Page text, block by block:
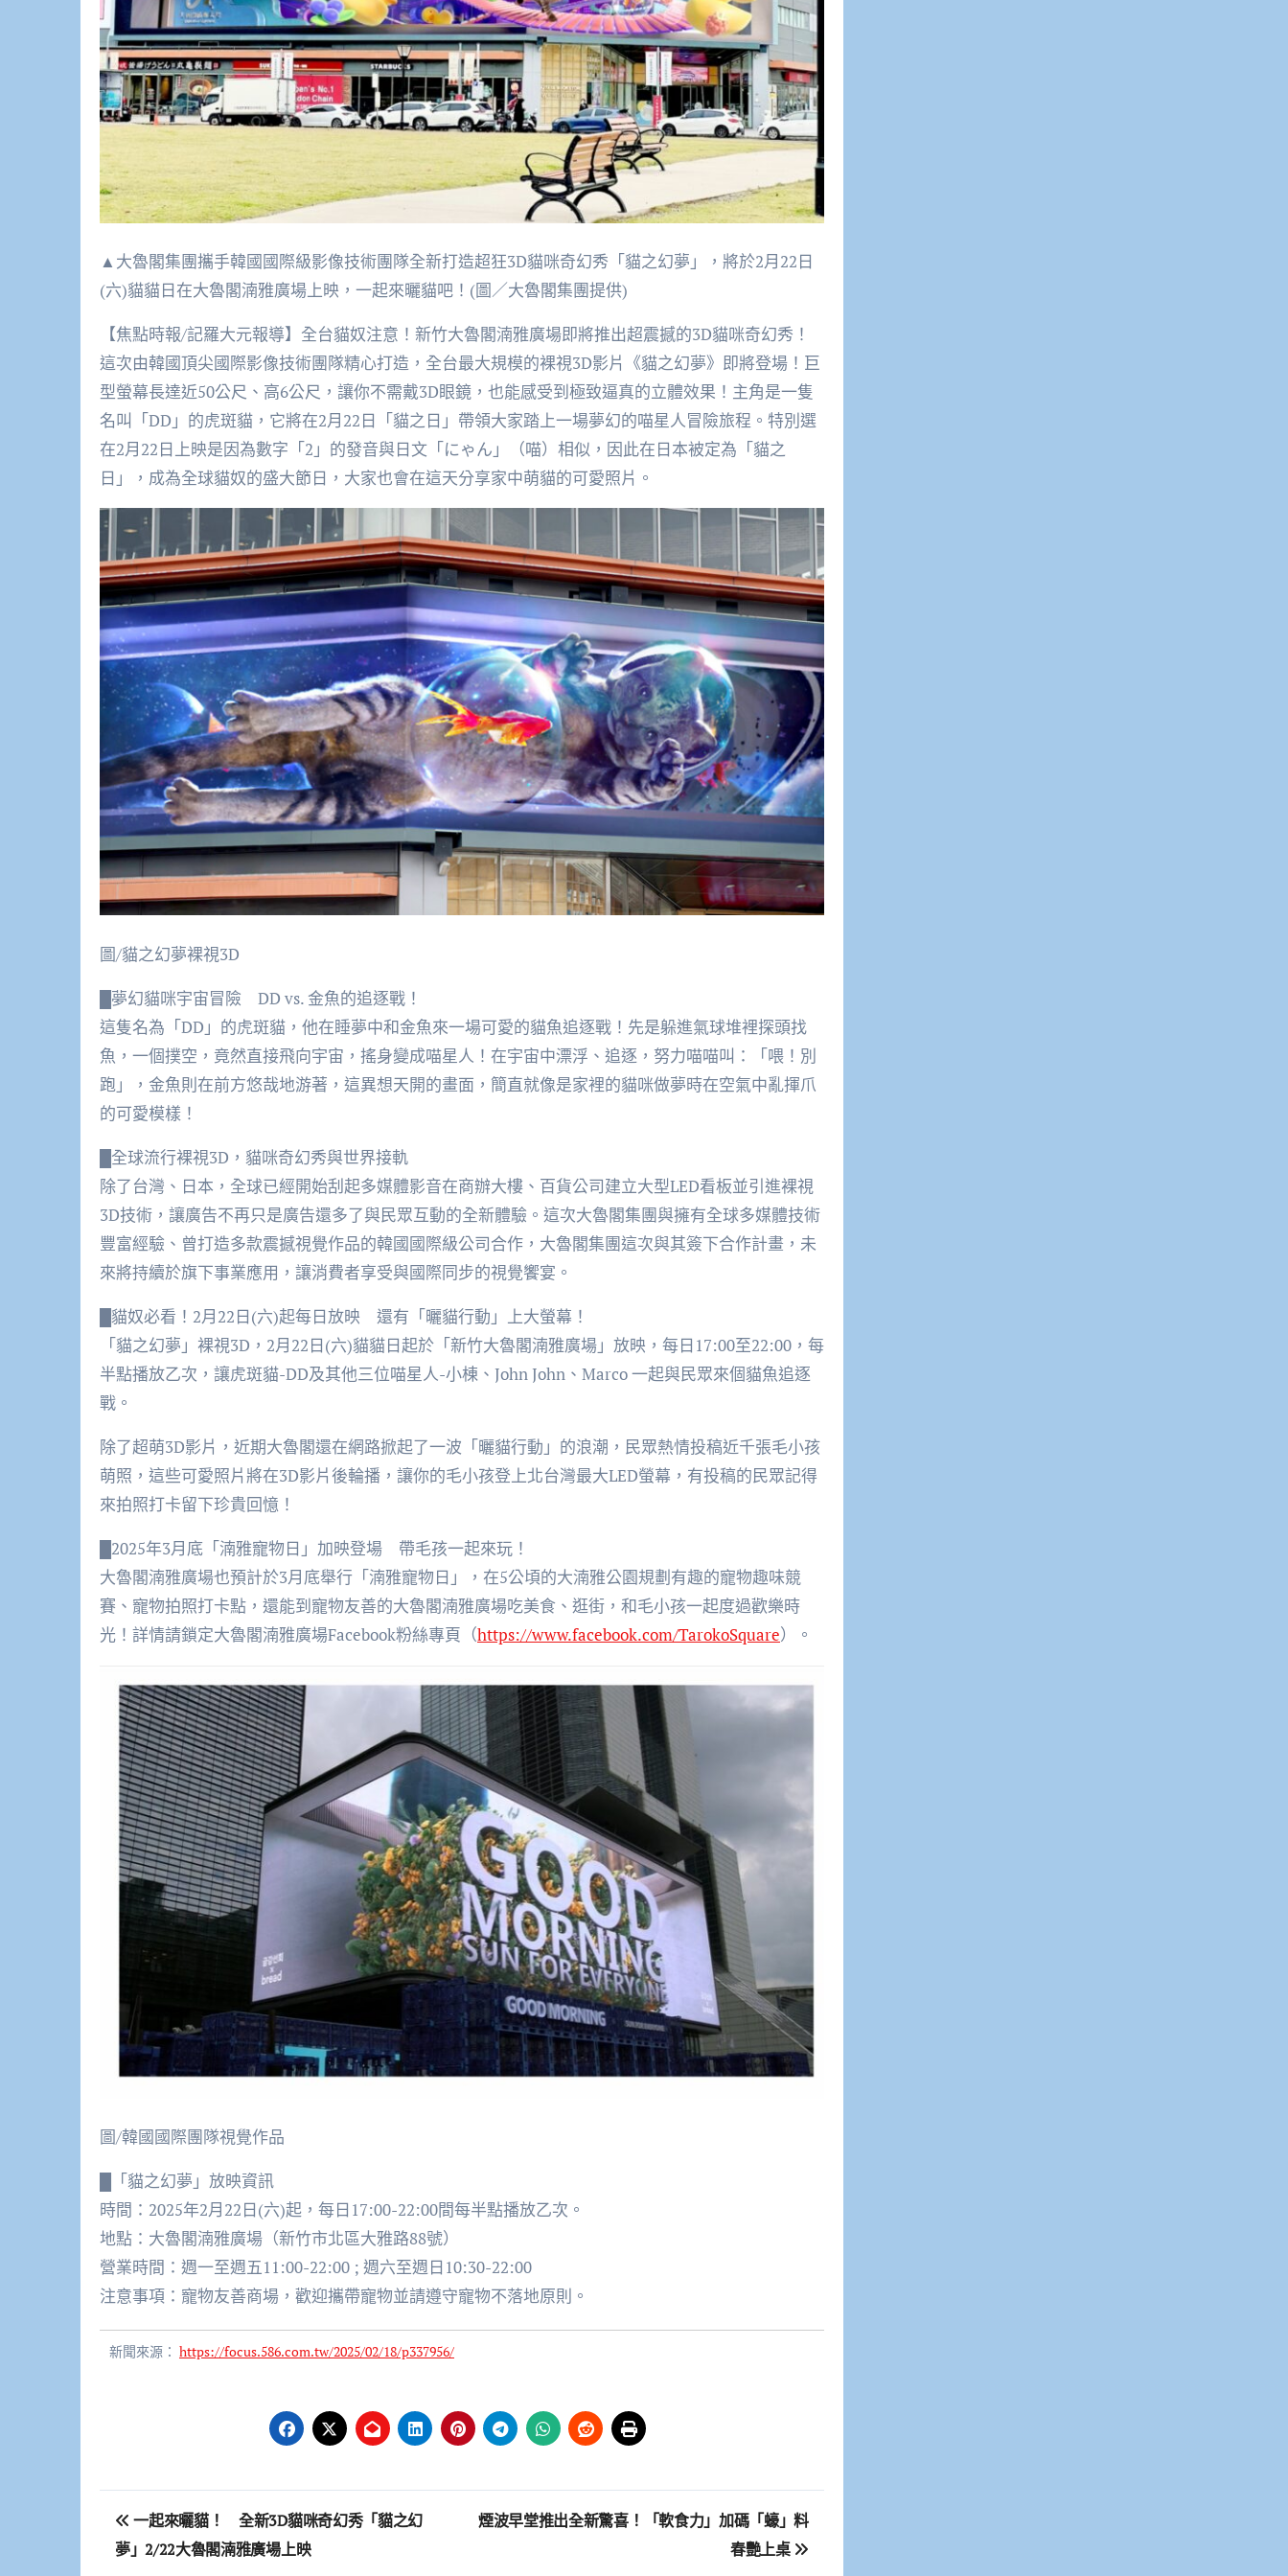
▲大魯閣集團攜手韓國國際級影像技術團隊全新打造超狂3D貓咪奇幻秀「貓之幻夢」，將於2月22日
(六)貓貓日在大魯閣湳雅廣場上映，一起來曬貓吧！(圖／大魯閣集團提供)
【焦點時報/記羅大元報導】全台貓奴注意！新竹大魯閣湳雅廣場即將推出超震撼的3D貓咪奇幻秀！
這次由韓國頂尖國際影像技術團隊精心打造，全台最大規模的裸視3D影片《貓之幻夢》即將登場！巨
型螢幕長達近50公尺、高6公尺，讓你不需戴3D眼鏡，也能感受到極致逼真的立體效果！主角是一隻
名叫「DD」的虎斑貓，它將在2月22日「貓之日」帶領大家踏上一場夢幻的喵星人冒險旅程。特別選
在2月22日上映是因為數字「2」的發音與日文「にゃん」（喵）相似，因此在日本被定為「貓之
日」，成為全球貓奴的盛大節日，大家也會在這天分享家中萌貓的可愛照片。
圖/貓之幻夢裸視3D
█夢幻貓咪宇宙冒險 DD vs. 金魚的追逐戰！
這隻名為「DD」的虎斑貓，他在睡夢中和金魚來一場可愛的貓魚追逐戰！先是躲進氣球堆裡探頭找
魚，一個撲空，竟然直接飛向宇宙，搖身變成喵星人！在宇宙中漂浮、追逐，努力喵喵叫：「喂！別
跑」，金魚則在前方悠哉地游著，這異想天開的畫面，簡直就像是家裡的貓咪做夢時在空氣中亂揮爪
的可愛模樣！
█全球流行裸視3D，貓咪奇幻秀與世界接軌
除了台灣、日本，全球已經開始刮起多媒體影音在商辦大樓、百貨公司建立大型LED看板並引進裸視
3D技術，讓廣告不再只是廣告還多了與民眾互動的全新體驗。這次大魯閣集團與擁有全球多媒體技術
豐富經驗、曾打造多款震撼視覺作品的韓國國際級公司合作，大魯閣集團這次與其簽下合作計畫，未
來將持續於旗下事業應用，讓消費者享受與國際同步的視覺饗宴。
█貓奴必看！2月22日(六)起每日放映 還有「曬貓行動」上大螢幕！
「貓之幻夢」裸視3D，2月22日(六)貓貓日起於「新竹大魯閣湳雅廣場」放映，每日17:00至22:00，每
半點播放乙次，讓虎斑貓-DD及其他三位喵星人-小棟、John John、Marco 一起與民眾來個貓魚追逐
戰。
除了超萌3D影片，近期大魯閣還在網路掀起了一波「曬貓行動」的浪潮，民眾熱情投稿近千張毛小孩
萌照，這些可愛照片將在3D影片後輪播，讓你的毛小孩登上北台灣最大LED螢幕，有投稿的民眾記得
來拍照打卡留下珍貴回憶！
█2025年3月底「湳雅寵物日」加映登場 帶毛孩一起來玩！
大魯閣湳雅廣場也預計於3月底舉行「湳雅寵物日」，在5公頃的大湳雅公園規劃有趣的寵物趣味競
賽、寵物拍照打卡點，還能到寵物友善的大魯閣湳雅廣場吃美食、逛街，和毛小孩一起度過歡樂時
光！詳情請鎖定大魯閣湳雅廣場Facebook粉絲專頁（https://www.facebook.com/TarokoSquare）。
圖/韓國國際團隊視覺作品
█「貓之幻夢」放映資訊
時間：2025年2月22日(六)起，每日17:00-22:00間每半點播放乙次。
地點：大魯閣湳雅廣場（新竹市北區大雅路88號）
營業時間：週一至週五11:00-22:00 ; 週六至週日10:30-22:00
注意事項：寵物友善商場，歡迎攜帶寵物並請遵守寵物不落地原則。
新聞來源： https://focus.586.com.tw/2025/02/18/p337956/
文
章
一起來曬貓！ 全新3D貓咪奇幻秀「貓之幻
夢」2/22大魯閣湳雅廣場上映
煙波早堂推出全新驚喜！「軟食力」加碼「蠔」料
春艷上桌